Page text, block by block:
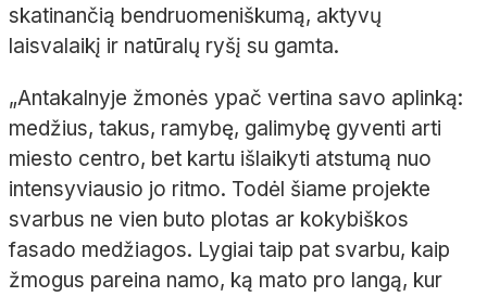
skatinančią bendruomeniškumą, aktyvų
laisvalaikį ir natūralų ryšį su gamta.
„Antakalnyje žmonės ypač vertina savo aplinką:
medžius, takus, ramybę, galimybę gyventi arti
miesto centro, bet kartu išlaikyti atstumą nuo
intensyviausio jo ritmo. Todėl šiame projekte
svarbus ne vien buto plotas ar kokybiškos
fasado medžiagos. Lygiai taip pat svarbu, kaip
žmogus pareina namo, ką mato pro langą, kur